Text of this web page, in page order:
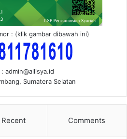
: (klik gambar dibawah ini)
: admin@allisya.id
Sumatera Selatan
Recent Comments